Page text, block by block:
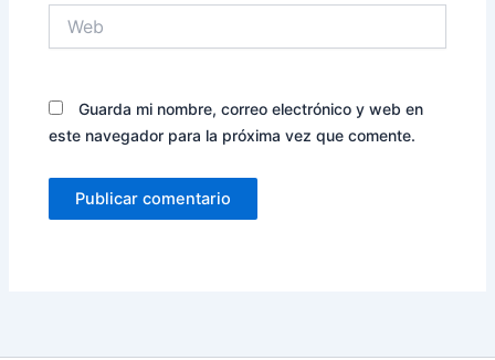
Guarda mi nombre, correo electrónico y web en
este navegador para la próxima vez que comente.